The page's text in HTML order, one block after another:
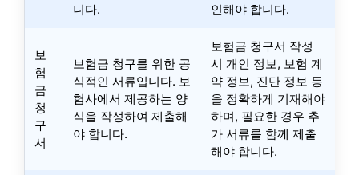
니다.
인해야 합니다.
보
험
금
청
구
서
보험금 청구를 위한 공
식적인 서류입니다. 보
험사에서 제공하는 양
식을 작성하여 제출해
야 합니다.
보험금 청구서 작성
시 개인 정보, 보험 계
약 정보, 진단 정보 등
을 정확하게 기재해야
하며, 필요한 경우 추
가 서류를 함께 제출
해야 합니다.